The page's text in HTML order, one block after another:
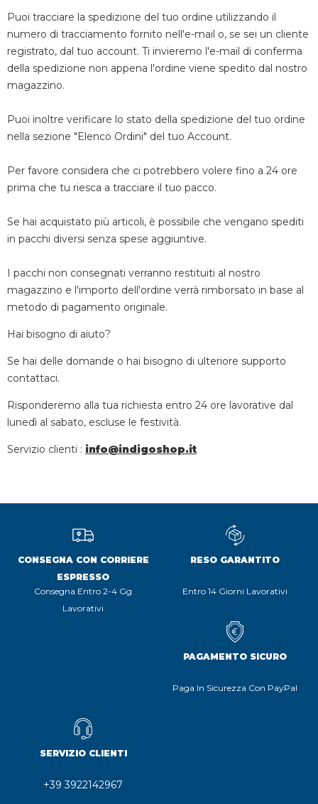
Puoi tracciare la spedizione del tuo ordine utilizzando il
numero di tracciamento fornito nell'e-mail o, se sei un cliente
registrato, dal tuo account. Ti invieremo l'e-mail di conferma
della spedizione non appena l'ordine viene spedito dal nostro
magazzino.
Puoi inoltre verificare lo stato della spedizione del tuo ordine
nella sezione "Elenco Ordini" del tuo Account.
Per favore considera che ci potrebbero volere fino a 24 ore
prima che tu riesca a tracciare il tuo pacco.
Se hai acquistato più articoli, è possibile che vengano spediti
in pacchi diversi senza spese aggiuntive.
I pacchi non consegnati verranno restituiti al nostro
magazzino e l'importo dell'ordine verrà rimborsato in base al
metodo di pagamento originale.
Hai bisogno di aiuto?
Se hai delle domande o hai bisogno di ulteriore supporto
contattaci.
Risponderemo alla tua richiesta entro 24 ore lavorative dal
lunedì al sabato, escluse le festività.
Servizio clienti : info@indigoshop.it
CONSEGNA CON CORRIERE
ESPRESSO
Consegna Entro 2-4 Gg
Lavorativi
RESO GARANTITO
Entro 14 Giorni Lavorativi
PAGAMENTO SICURO
Paga In Sicurezza Con PayPal
SERVIZIO CLIENTI
+39 3922142967